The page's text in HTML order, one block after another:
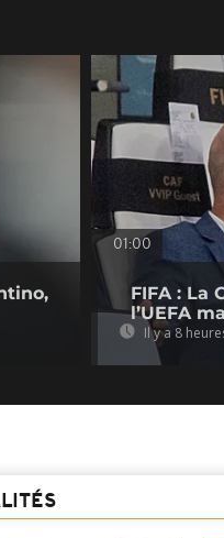
01:00
FIFA : La
l’UEFA
Il y a 8